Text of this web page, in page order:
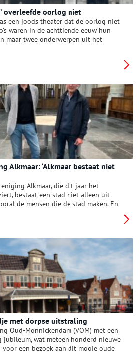
overleefde oorlog niet
een joods theater dat de oorlog niet
waren in de achttiende eeuw hun
maar twee onderwerpen uit het
jaar bestaat.
Alkmaar: ‘Alkmaar bestaat niet
Alkmaar, die dit jaar het
bestaat een stad niet alleen uit
de mensen die de stad maken. En
met dorpse uitstraling
Oud-Monnickendam (VOM) met een
wat meteen honderd nieuwe
voor een bezoek aan dit mooie oude